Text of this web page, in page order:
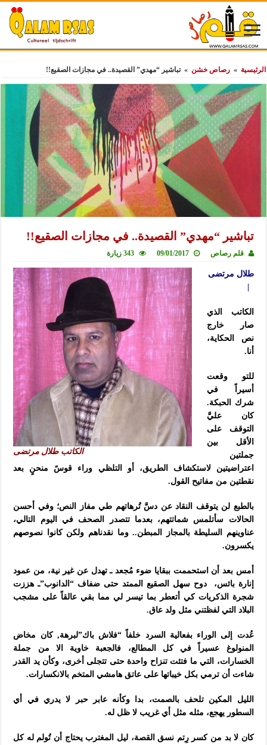
الرئيسية » رصاص خشن » تباشير “مهدي” القصيدة.. في مجازات الصقيع!!
تباشير “مهدي” القصيدة.. في مجازات الصقيع!!
قلم رصاص 09/01/2017 343 زيارة
الكاتب طلال مرتضى
طلال مرتضى
|
الكاتب الذي
صار خارج
نص الحكاية،
أنا.
للتو وقعت
أسيراً في
شرك الحبكة.
كان عليَّ
التوقف على
الأقل بين
جملتين
اعتراضيتين لاستكشاف الطريق، أو التلظي وراء قوسً منحنٍ بعد
نقطتين من مفاتيح القول.
بالطبع لن يتوقف النقاد عن دسَّ تُرهاتهم طي مفاز النص؛ وفي أحسن
الحالات سأتلمس شماتتهم، بعدما تتصدر الصحف في اليوم التالي،
عناوينهم السليطة بالمجاز المبطن.. وما نقدناهم ولكن كانوا نصوصهم
يكسرون.
أمس بعد أن استحممت ببقايا ضوء مُجعد ـ تهدل عن غير نية، من عمود
إنارة بائس، دوح سهل الصقيع الممتد حتى ضفاف “الدانوب”ـ هززت
شجرة الذكريات كي أتعطر بما تيسر لي مما بقي عالقاً على مشجب
البلاد التي لفظتني مثل ولد عاق.
عُدت إلى الوراء بفعالية السرد خلفاً “فلاش باك”لبرهة, كان مخاض
المنولوغ عسيراً في كل المطالع، فالجعبة خاوية الا من جملة
الخسارات، التي ما فتئت تنزاح واحدة حتى تتجلى أخرى، وكأن يد القدر
شاءت أن ترمي بكل خيباتها على عاتق هامشي المتخم بالانكسارات.
الليل المكين تلحف بالصمت، بدا وكأنه عابر حبر لا يدري في أي
السطور يهجع، مثله مثل أي غريب لا ظل له.
كان لا بد من كسر رِتم نسق القصة، ليل المغترب يحتاج أن تُولم له كل